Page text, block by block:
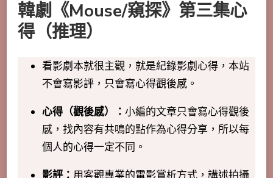
韓劇《Mouse/窺探》第三集心
得（推理）
看影劇本就很主觀，就是紀錄影劇心得，本站
不會寫影評，只會寫心得觀後感。
心得（觀後感）： 小編的文章只會寫心得觀後
感，找內容有共鳴的點作為心得分享，所以每
個人的心得一定不同。
影評： 用客觀專業的電影賞析方式，講述拍攝